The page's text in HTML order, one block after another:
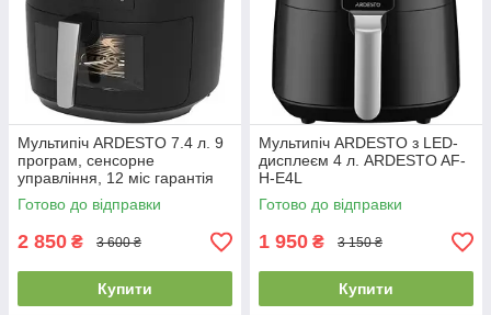
Мультипіч ARDESTO 7.4 л. 9
програм, сенсорне
управління, 12 міс гарантія
AF-H-E74LT
Готово до відправки
2 850 ₴ 3 600 ₴
Купити
Мультипіч ARDESTO з LED-
дисплеєм 4 л. ARDESTO AF-
H-E4L
Готово до відправки
1 950 ₴ 3 150 ₴
Купити